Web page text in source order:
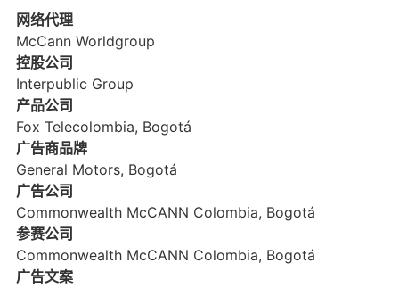
网络代理
McCann Worldgroup
控股公司
Interpublic Group
产品公司
Fox Telecolombia, Bogotá
广告商品牌
General Motors, Bogotá
广告公司
Commonwealth McCANN Colombia, Bogotá
参赛公司
Commonwealth McCANN Colombia, Bogotá
广告文案